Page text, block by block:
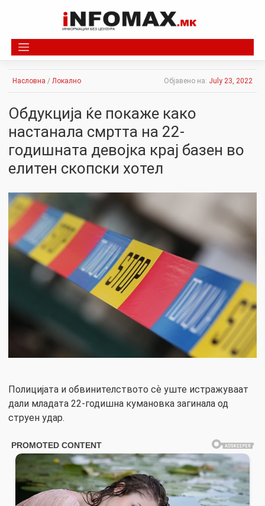
Насловна / Локално Објавено на: July 23, 2022
Обдукција ќе покаже како
настанала смртта на 22-
годишната девојка крај базен во
елитен скопски хотел
Полицијата и обвинителството сѐ уште истражуваат
дали младата 22-годишна кумановка загинала од
струен удар.